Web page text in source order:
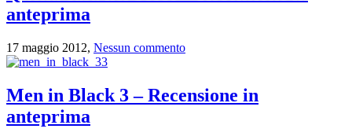
anteprima
17 maggio 2012, Nessun commento
Men in Black 3 – Recensione in
anteprima